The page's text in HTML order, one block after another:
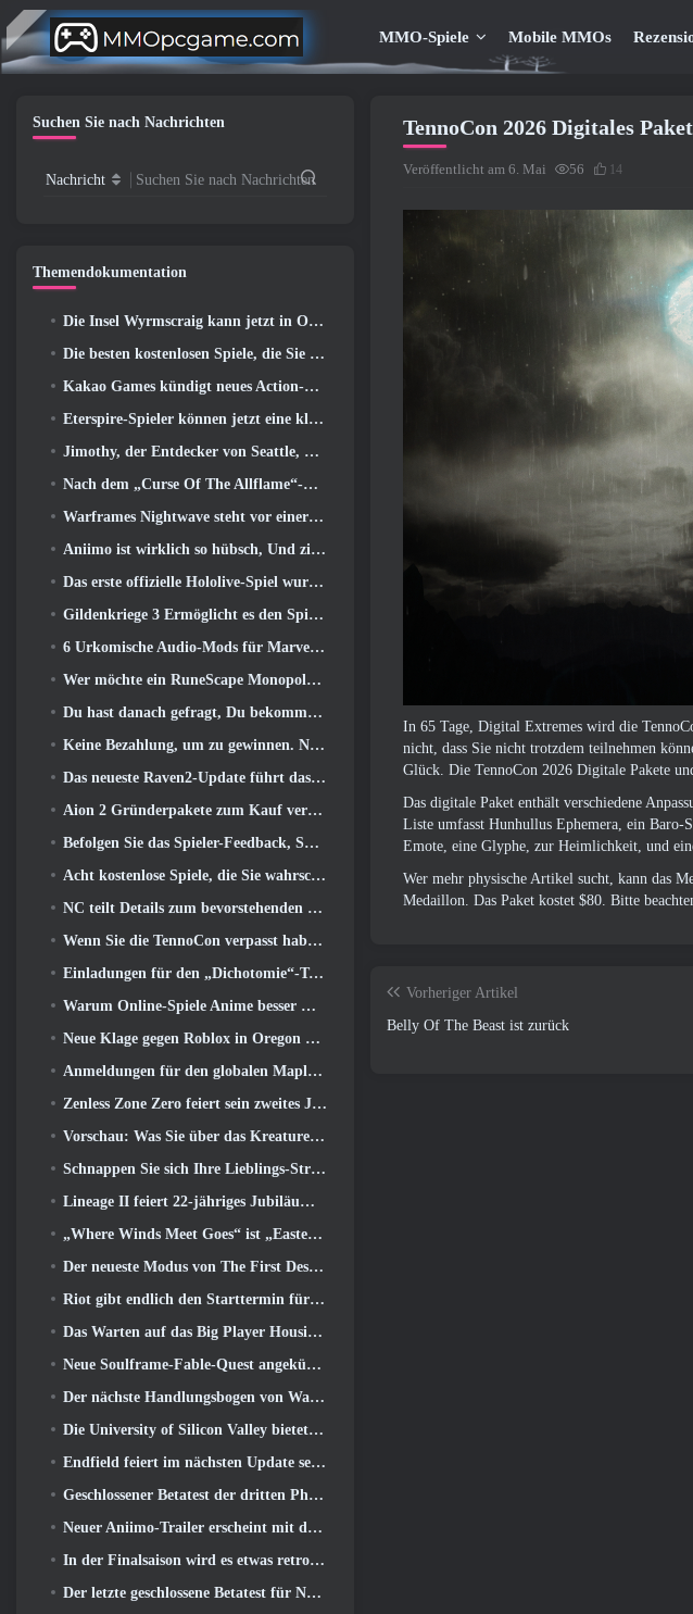
MMO-Spiele Mobile MMOs
TennoCon 2026 Digitales
Veröffentlicht am 6. Mai 56 14
In 65 Tage, Digital Extremes wird die
nicht, dass Sie nicht trotzdem teilnehmen
Glück. Die TennoCon 2026 Digitale Pakete
Das digitale Paket enthält verschiedene
Liste umfasst Hunhullus Ephemera, ein
Emote, eine Glyphe, zur Heimlichkeit, und
Wer mehr physische Artikel sucht, kann das
Medaillon. Das Paket kostet $80. Bitte
Vorheriger Artikel
Belly Of The Beast ist zurück
Suchen Sie nach Nachrichten
Nachricht Suchen Sie nach Nachrichten
Themendokumentation
Die Insel Wyrmscraig kann jetzt in Old School RuneScape erkundet werden
Die besten kostenlosen Spiele, die Sie mit Ihrem Team genießen können (2026)
Kakao Games kündigt neues Action-Rollenspiel an, Wächterin
Eterspire-Spieler können jetzt eine kleine Zeitreise unternehmen … als Belohnung
Jimothy, der Entdecker von Seattle, hat Verbindungen zu ArenaNet, Also fügen sie es natürlich zu Guild Wars hinzu 2
Nach dem „Curse Of The Allflame“-Update kündigt Path of Exile mehrere Änderungen an, die auf Feedback basieren
Warframes Nightwave steht vor einer schockierenden Rückkehr
Aniimo ist wirklich so hübsch, Und ziemlich chillig
Das erste offizielle Hololive-Spiel wurde diese Woche veröffentlicht
Gildenkriege 3 Ermöglicht es den Spielern, die Welt von Tyria zu erleben, bevor die Drachenältesten erwachten
6 Urkomische Audio-Mods für Marvel Rivals, die man unbedingt ausprobieren muss
Wer möchte ein RuneScape Monopoly-Spiel?? Weil man unterwegs ist
Du hast danach gefragt, Du bekommst sie. Drachen kommen online nach Albion
Keine Bezahlung, um zu gewinnen. Nur Ragnarok. Origin Classic erscheint im Juli 23
Das neueste Raven2-Update führt das Skill Awakening System ein, Geben Sie den Spielern mehr Möglichkeiten, ihre Fähigkeiten zu verbessern
Aion 2 Gründerpakete zum Kauf verfügbar, Komplett mit fünf Tagen Early Access
Befolgen Sie das Spieler-Feedback, Spieler von League Of Legends Classic müssen nicht für klassische Skins bezahlen
Acht kostenlose Spiele, die Sie wahrscheinlich übersehen haben und die Teil von Steams Train Fest sind
NC teilt Details zum bevorstehenden Early Access von Aion 2 mit
Wenn Sie die TennoCon verpasst haben 2026, Digital Extremes teilt alle Panels
Einladungen für den „Dichotomie“-Test im Silver Palace gehen raus
Warum Online-Spiele Anime besser machen als Anime-Spiele
Neue Klage gegen Roblox in Oregon wegen angeblichem Kinderpflegevorfall eingereicht
Anmeldungen für den globalen MapleStory Classic World Second Closed Test
Zenless Zone Zero feiert sein zweites Jubiläum, indem es Spielern die Wahl zwischen einem kostenlosen S-Rank-Agenten bietet
Vorschau: Was Sie über das Kreaturensammelspiel Honkai von HoYoverse wissen sollten: Link-Seele
Schnappen Sie sich Ihre Lieblings-Strand-Skins, Die Sommerspiele sind zu Overwatch zurückgekehrt
Lineage II feiert 22-jähriges Jubiläum mit einem Vinyl-Album in Collector’s Edition
„Where Winds Meet Goes“ ist „Eastern Steampunk“ in der Version 2.0
Der neueste Modus von The First Descendant vereint schwierige Void-Intercept-Kämpfe und die Tiefen
Riot gibt endlich den Starttermin für den klassischen Modus von League of Legends bekannt
Das Warten auf das Big Player Housing-Update von RuneScape hat ein Ende
Neue Soulframe-Fable-Quest angekündigt
Der nächste Handlungsbogen von Warframe führt Spieler zu einer völlig neuen Sternenkarte, Das Tau-System
Die University of Silicon Valley bietet Stipendien für Gaming an und einige der Anforderungen sind interessant
Endfield feiert im nächsten Update sechs Monate voller Fabriken und Seilrutschen
Geschlossener Betatest der dritten Phase von Of War Thunder Infantry Battles angekündigt
Neuer Aniimo-Trailer erscheint mit der Veröffentlichung des neuesten geschlossenen Betatests
In der Finalsaison wird es etwas retro 11 Aktualisieren
Der letzte geschlossene Betatest für Nexons F2P-Shooter Sudden Attack Zero Point hat heute begonnen